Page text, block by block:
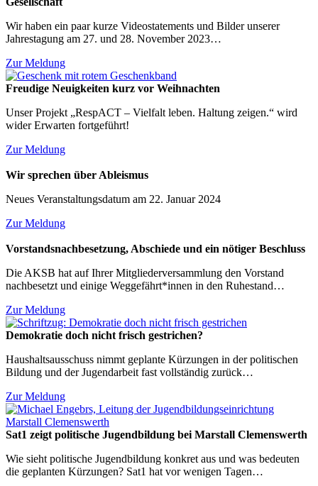
Wir haben ein paar kurze Videostatements und Bilder unserer
Jahrestagung am 27. und 28. November 2023…
Zur Meldung
Freudige Neuigkeiten kurz vor Weihnachten
Unser Projekt „RespACT – Vielfalt leben. Haltung zeigen.“ wird
wider Erwarten fortgeführt!
Zur Meldung
Wir sprechen über Ableismus
Neues Veranstaltungsdatum am 22. Januar 2024
Zur Meldung
Vorstandsnachbesetzung, Abschiede und ein nötiger Beschluss
Die AKSB hat auf Ihrer Mitgliederversammlung den Vorstand
nachbesetzt und einige Weggefährt*innen in den Ruhestand…
Zur Meldung
Demokratie doch nicht frisch gestrichen?
Haushaltsausschuss nimmt geplante Kürzungen in der politischen
Bildung und der Jugendarbeit fast vollständig zurück…
Zur Meldung
Sat1 zeigt politische Jugendbildung bei Marstall Clemenswerth
Wie sieht politische Jugendbildung konkret aus und was bedeuten
die geplanten Kürzungen? Sat1 hat vor wenigen Tagen…